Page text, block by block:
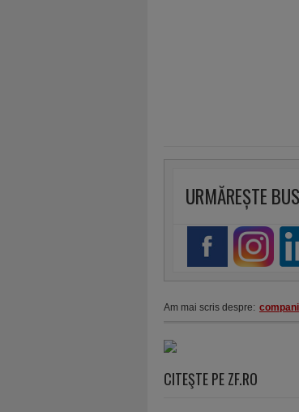
URMĂREȘTE
Am mai scris despre:
CITEŞTE PE ZF.RO